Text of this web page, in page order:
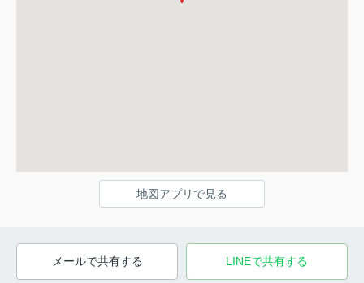
地図アプリで見る
メールで共有する LINEで共有する